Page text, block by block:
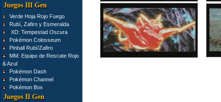
Juegos III Gen
Verde Hoja Rojo Fuego
Rubí, Zafiro y Esmeralda
XD: Tempestad Oscura
Pokémon Colosseum
Pinball Rubí/Zafiro
MM: Equipo de Rescate Rojo
& Azul
Pokémon Dash
Pokémon Channel
Pokémon Box
Juegos II Gen